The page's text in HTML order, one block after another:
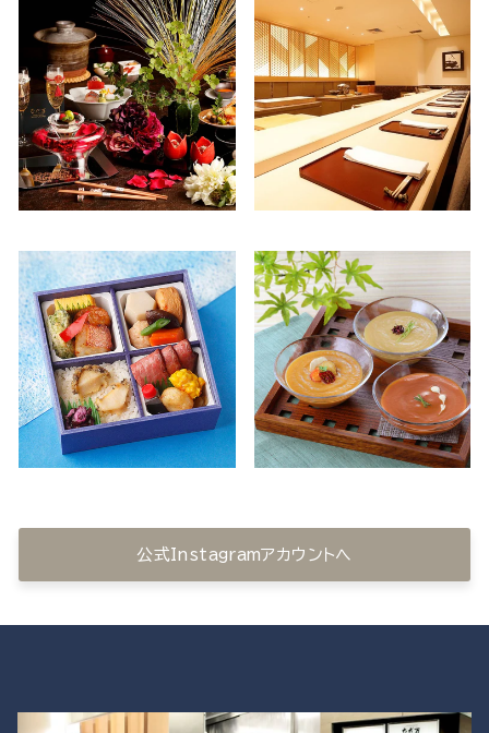
公式Instagramアカウントへ